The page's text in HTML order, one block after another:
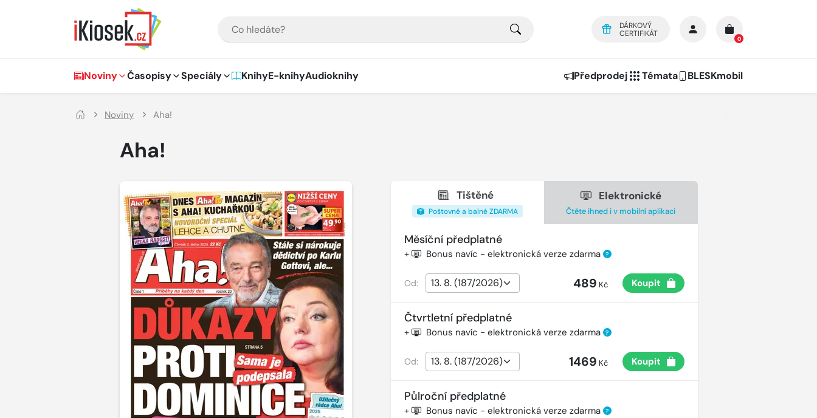
DÁRKOVÝ
CERTIFIKÁT
0
Hlavní navigace
Noviny Časopisy Speciály KnihyE-knihyAudioknihy Předprodej Témata BLESKmobil
Noviny Aha!
Aha!
Tištěné
Poštovné a balné ZDARMA
Elektronické
Čtěte ihned i v mobilní aplikaci
Měsíční předplatné
+ Bonus navíc - elektronická verze zdarma ?
Od: 489 Kč Koupit
Čtvrtletní předplatné
+ Bonus navíc - elektronická verze zdarma ?
Od: 1469 Kč Koupit
Půlroční předplatné
+ Bonus navíc - elektronická verze zdarma ?